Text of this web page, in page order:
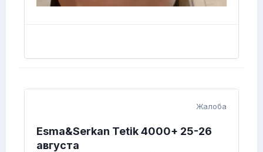
Жалоба
Esma&Serkan Tetik 4000+ 25-26
августа